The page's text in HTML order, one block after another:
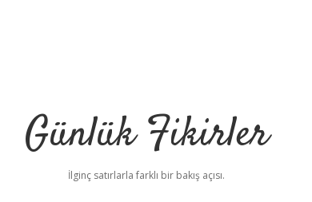
Günlük Fikirler
İlginç satırlarla farklı bir bakış açısı.